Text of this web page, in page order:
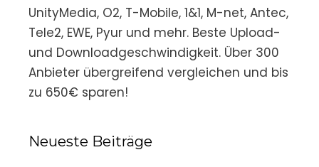
UnityMedia, O2, T-Mobile, 1&1, M-net, Antec,
Tele2, EWE, Pyur und mehr. Beste Upload-
und Downloadgeschwindigkeit. Über 300
Anbieter übergreifend vergleichen und bis
zu 650€ sparen!
Neueste Beiträge